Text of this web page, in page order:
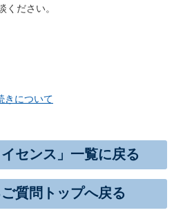
ください。
きについて
イセンス」一覧に戻る
質問トップへ戻る